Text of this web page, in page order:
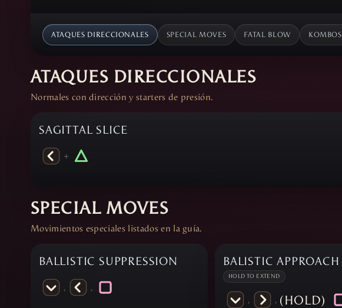
ATAQUES DIRECCIONALES SPECIAL MOVES FATAL BLOW KOMBOS
ATAQUES DIRECCIONALES
Normales con dirección y starters de presión.
SAGITTAL SLICE
+
SPECIAL MOVES
Movimientos especiales listados en la guía.
BALLISTIC SUPPRESSION
, ,
BALISTIC APPROACH
HOLD TO EXTEND
, , (HOLD)